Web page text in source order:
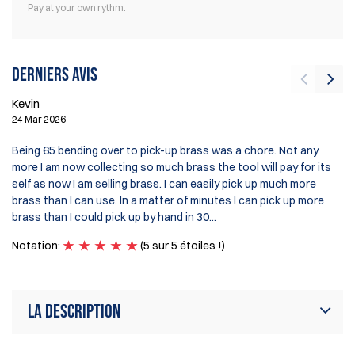
Pay at your own rythm.
Derniers avis
Kevin
24 Mar 2026
Being 65 bending over to pick-up brass was a chore. Not any
more I am now collecting so much brass the tool will pay for its
self as now I am selling brass. I can easily pick up much more
brass than I can use. In a matter of minutes I can pick up more
brass than I could pick up by hand in 30...
Notation:
(5 sur 5 étoiles !)
La description